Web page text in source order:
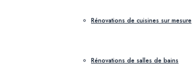
Rénovations de cuisines sur mesure
Rénovations de salles de bains